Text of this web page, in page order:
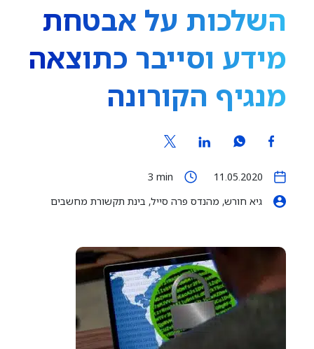
השלכות על אבטחת
מידע וסייבר כתוצאה
מנגיף הקורונה
11.05.2020
3 min
גיא חורש, מהנדס פרה סייל, בינת תקשורת מחשבים